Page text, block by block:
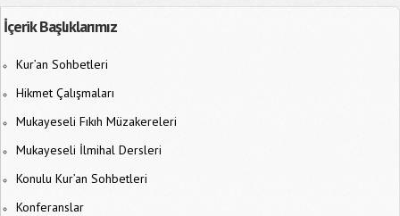
İçerik Başlıklarımız
Kur’an Sohbetleri
Hikmet Çalışmaları
Mukayeseli Fıkıh Müzakereleri
Mukayeseli İlmihal Dersleri
Konulu Kur’an Sohbetleri
Konferanslar